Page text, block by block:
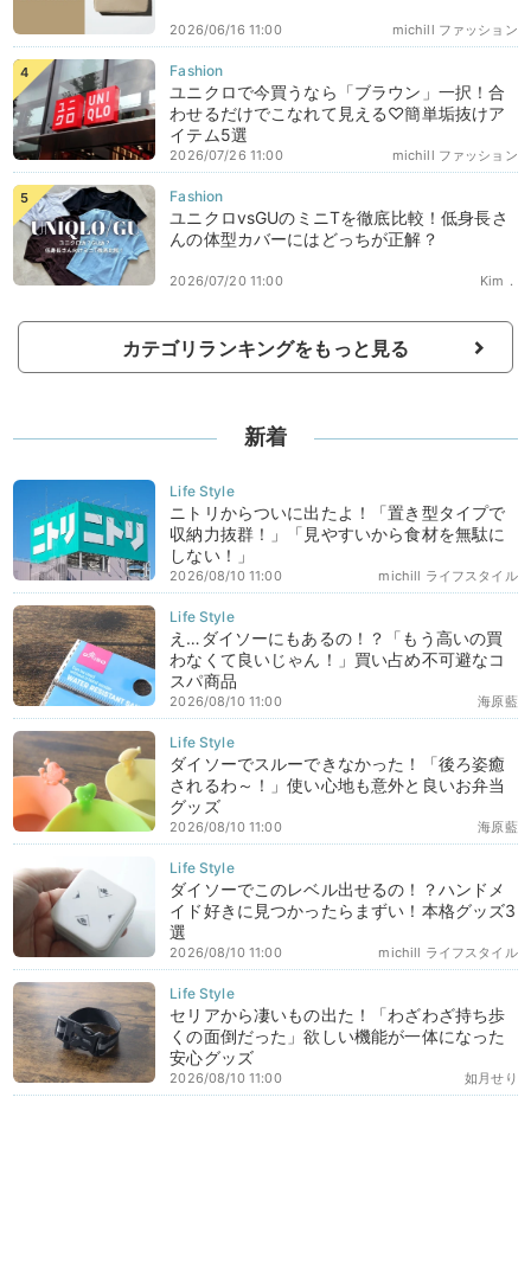
michill ファッション
2026/06/16 11:00
ユニクロで今買うなら「ブラウン」一択！合
わせるだけでこなれて見える♡簡単垢抜けア
イテム5選
michill ファッション
2026/07/26 11:00
ユニクロvsGUのミニTを徹底比較！低身長さ
んの体型カバーにはどっちが正解？
Kim．
2026/07/20 11:00
カテゴリランキングをもっと見る
新着
ニトリからついに出たよ！「置き型タイプで
収納力抜群！」「見やすいから食材を無駄に
しない！」
michill ライフスタイル
2026/08/10 11:00
え…ダイソーにもあるの！？「もう高いの買
わなくて良いじゃん！」買い占め不可避なコ
スパ商品
海原藍
2026/08/10 11:00
ダイソーでスルーできなかった！「後ろ姿癒
されるわ～！」使い心地も意外と良いお弁当
グッズ
海原藍
2026/08/10 11:00
ダイソーでこのレベル出せるの！？ハンドメ
イド好きに見つかったらまずい！本格グッズ3
選
michill ライフスタイル
2026/08/10 11:00
セリアから凄いもの出た！「わざわざ持ち歩
くの面倒だった」欲しい機能が一体になった
安心グッズ
如月せり
2026/08/10 11:00